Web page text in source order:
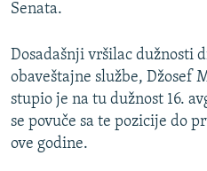
Senata.
Dosadašnji vršilac dužnosti
obaveštajne službe, Džosef
stupio je na tu dužnost 16.
se povuče sa te pozicije do
ove godine.